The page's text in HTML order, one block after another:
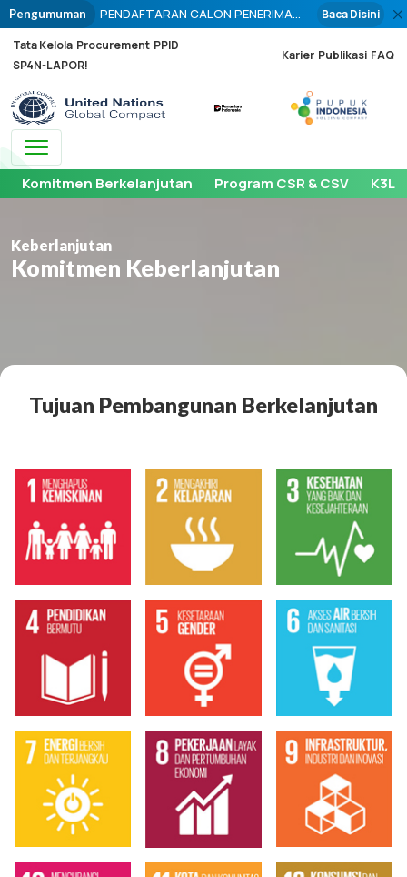
Pengumuman
PENDAFTARAN CALON PENERIMA
PUPUK PADA TITIK SERAH (PPTS)
PUPUK BERSUBSIDI PERIODE
Baca Disini
Tata Kelola Procurement PPID
SP4N-LAPOR!
Karier Publikasi FAQ
Toggle navigation
Komitmen Berkelanjutan Program CSR & CSV K3LH
Keberlanjutan
Komitmen Keberlanjutan
Tujuan Pembangunan Berkelanjutan